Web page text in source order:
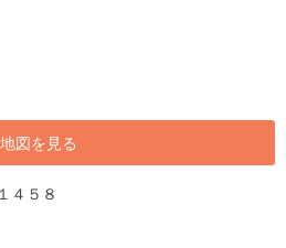
地図を見る
４５８